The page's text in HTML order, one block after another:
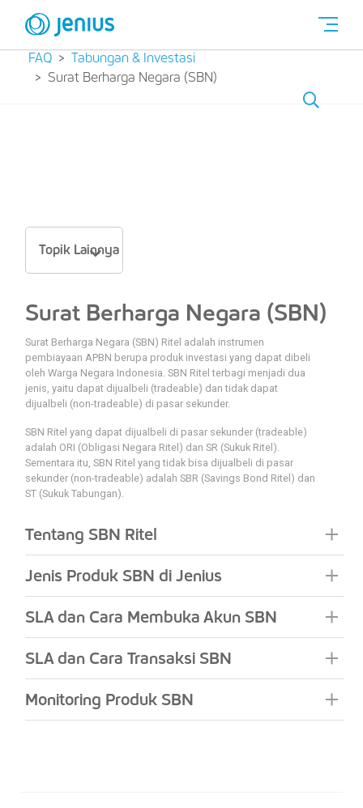
FAQ
Tabungan & Investasi
Surat Berharga Negara (SBN)
Topik Lainnya
Surat Berharga Negara (SBN)
Surat Berharga Negara (SBN) Ritel adalah instrumen
pembiayaan APBN berupa produk investasi yang dapat dibeli
oleh Warga Negara Indonesia. SBN Ritel terbagi menjadi dua
jenis, yaitu dapat dijualbeli (tradeable) dan tidak dapat
dijualbeli (non-tradeable) di pasar sekunder.
SBN Ritel yang dapat dijualbeli di pasar sekunder (tradeable)
adalah ORI (Obligasi Negara Ritel) dan SR (Sukuk Ritel).
Sementara itu, SBN Ritel yang tidak bisa dijualbeli di pasar
sekunder (non-tradeable) adalah SBR (Savings Bond Ritel) dan
ST (Sukuk Tabungan).
Tentang SBN Ritel
Jenis Produk SBN di Jenius
SLA dan Cara Membuka Akun SBN
SLA dan Cara Transaksi SBN
Monitoring Produk SBN